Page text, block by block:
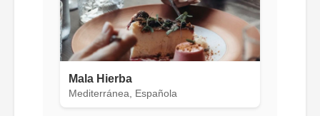
Mala Hierba
Mediterránea, Española